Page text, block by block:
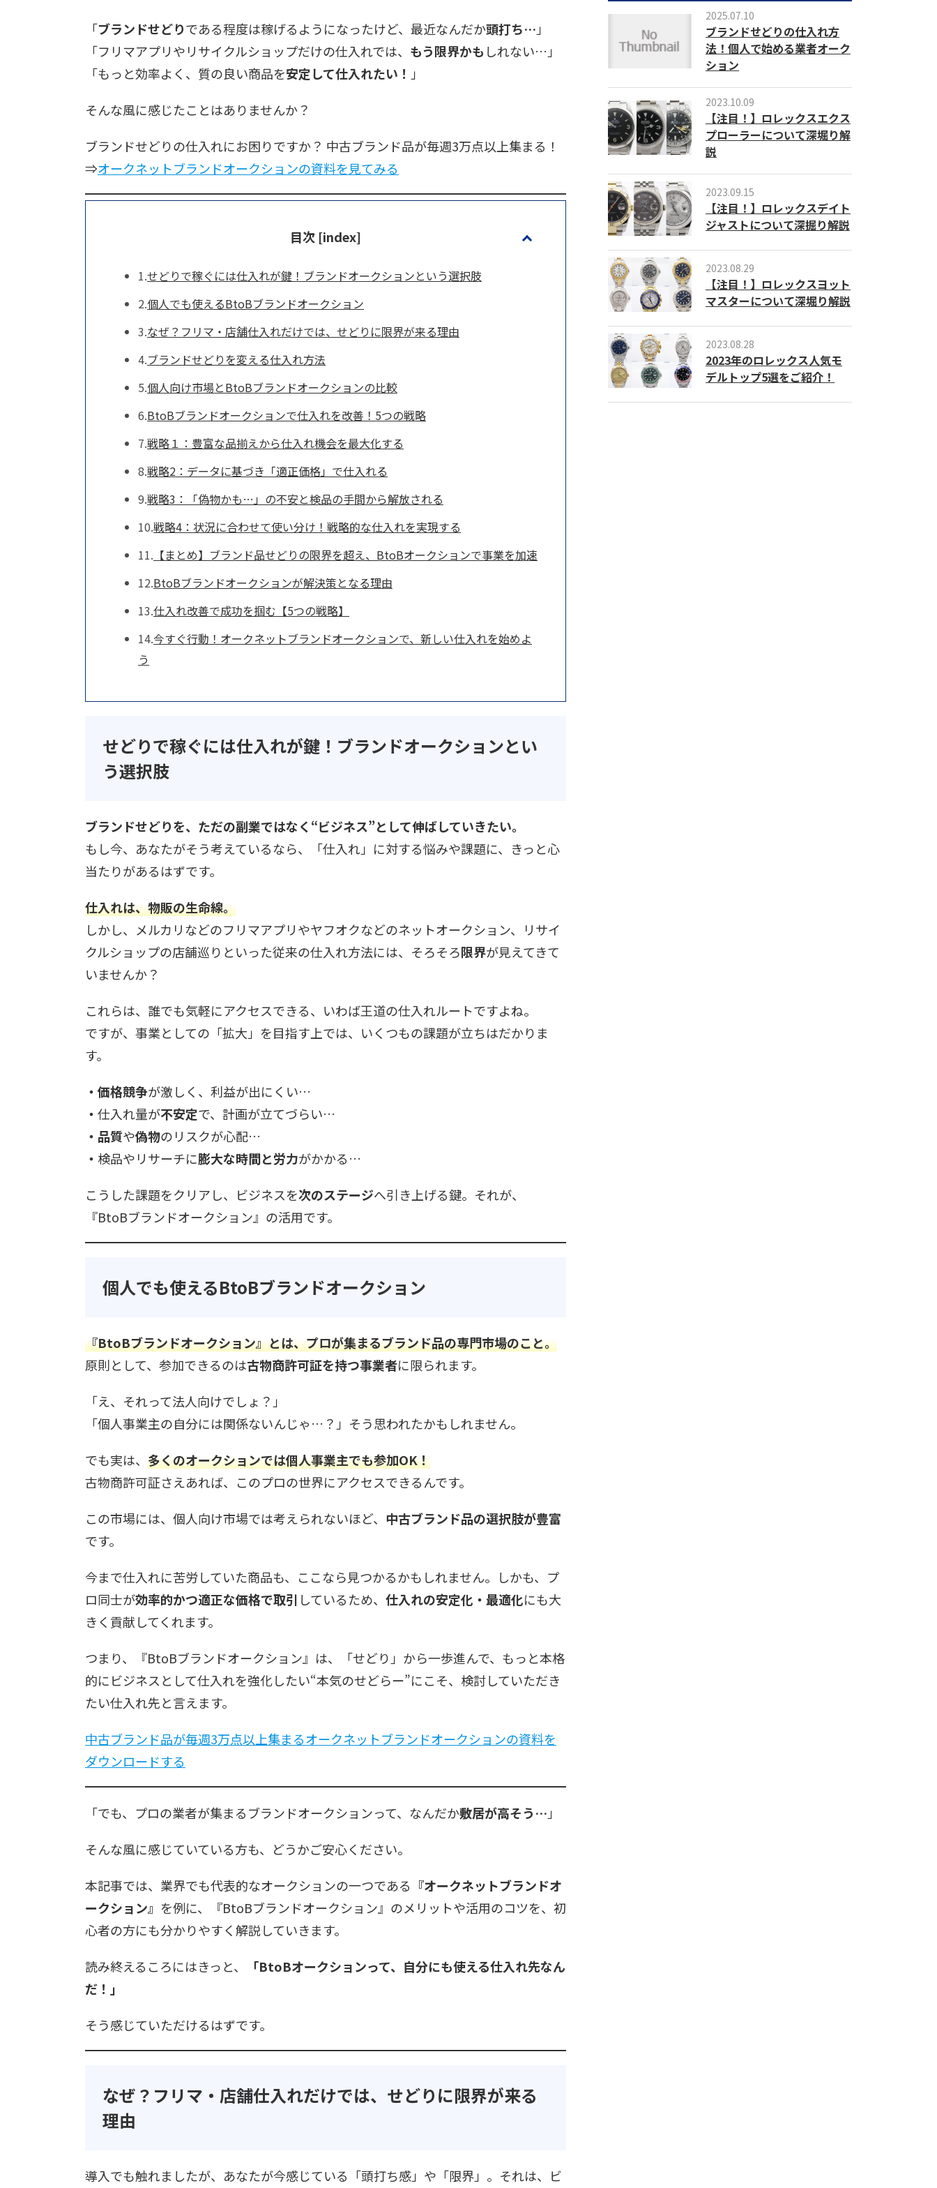
「ブランドせどりである程度は稼げるようになったけど、最近なんだか頭打ち… 」
「フリマアプリやリサイクルショップだけの仕入れでは、 もう限界かも しれない…」
「もっと効率よく、質の良い商品を安定して仕入れたい！ 」
そんな風に感じたことはありませんか？
ブランドせどりの仕入れにお困りですか？ 中古ブランド品が毎週3万点以上集まる！
⇒オークネットブランドオークションの資料を見てみる
目次 [index]
せどりで稼ぐには仕入れが鍵！ブランドオークションという選択肢
個人でも使えるBtoBブランドオークション
なぜ？フリマ・店舗仕入れだけでは、せどりに限界が来る理由
ブランドせどりを変える仕入れ方法
個人向け市場とBtoBブランドオークションの比較
BtoBブランドオークションで仕入れを改善！5つの戦略
戦略１：豊富な品揃えから仕入れ機会を最大化する
戦略2：データに基づき「適正価格」で仕入れる
戦略3：「偽物かも…」の不安と検品の手間から解放される
戦略4：状況に合わせて使い分け！戦略的な仕入れを実現する
【まとめ】ブランド品せどりの限界を超え、BtoBオークションで事業を加速
BtoBブランドオークションが解決策となる理由
仕入れ改善で成功を掴む【5つの戦略】
今すぐ行動！オークネットブランドオークションで、新しい仕入れを始めよ
う
せどりで稼ぐには仕入れが鍵！ブランドオークションとい
う選択肢
ブランドせどりを、ただの副業ではなく“ビジネス”として伸ばしていきたい。
もし今、あなたがそう考えているなら、「仕入れ」に対する悩みや課題に、きっと心
当たりがあるはずです。
仕入れは、物販の生命線。
しかし、メルカリなどのフリマアプリやヤフオクなどのネットオークション、リサイ
クルショップの店舗巡りといった従来の仕入れ方法には、そろそろ限界が見えてきて
いませんか？
これらは、誰でも気軽にアクセスできる、いわば王道の仕入れルートですよね。
ですが、事業としての「拡大」を目指す上では、いくつもの課題が立ちはだかりま
す。
・価格競争が激しく、利益が出にくい…
・ 仕入れ量が不安定で、計画が立てづらい…
・品質や偽物のリスクが心配…
・ 検品やリサーチに膨大な時間と労力がかかる…
こうした課題をクリアし、ビジネスを次のステージへ引き上げる鍵。それが、
『BtoBブランドオークション』の活用です。
個人でも使えるBtoBブランドオークション
『BtoBブランドオークション』とは、プロが集まるブランド品の専門市場のこと。
原則として、参加できるのは古物商許可証を持つ事業者に限られます。
「え、それって法人向けでしょ？」
「個人事業主の自分には関係ないんじゃ…？」そう思われたかもしれません。
でも実は、 多くのオークションでは個人事業主でも参加OK！
古物商許可証さえあれば、このプロの世界にアクセスできるんです。
この市場には、個人向け市場では考えられないほど、 中古ブランド品の選択肢が豊富
です。
今まで仕入れに苦労していた商品も、ここなら見つかるかもしれません。しかも、プ
ロ同士が効率的かつ適正な価格で取引 しているため、 仕入れの安定化・最適化にも大
きく貢献してくれます。
つまり、『BtoBブランドオークション』は、「せどり」から一歩進んで、もっと本格
的にビジネスとして仕入れを強化したい“本気のせどらー”にこそ、検討していただき
たい仕入れ先と言えます。
中古ブランド品が毎週3万点以上集まるオークネットブランドオークションの資料を
ダウンロードする
「でも、プロの業者が集まるブランドオークションって、なんだか敷居が高そう… 」
そんな風に感じていている方も、どうかご安心ください。
本記事では、業界でも代表的なオークションの一つである 『オークネットブランドオ
ークション』 を例に、『BtoBブランドオークション』のメリットや活用のコツを、初
心者の方にも分かりやすく解説していきます。
読み終えるころにはきっと、
「BtoBオークションって、自分にも使える仕入れ先なん
だ！」
そう感じていただけるはずです。
なぜ？フリマ・店舗仕入れだけでは、せどりに限界が来る
理由
導入でも触れましたが、あなたが今感じている「頭打ち感」や「限界」。それは、ビ
2025.07.10
ブランドせどりの仕入れ方
法！個人で始める業者オーク
ション
2023.10.09
【注目！】ロレックスエクス
プローラーについて深堀り解
説
2023.09.15
【注目！】ロレックスデイト
ジャストについて深掘り解説
2023.08.29
【注目！】ロレックスヨット
マスターについて深堀り解説
2023.08.28
2023年のロレックス人気モ
デルトップ5選をご紹介！